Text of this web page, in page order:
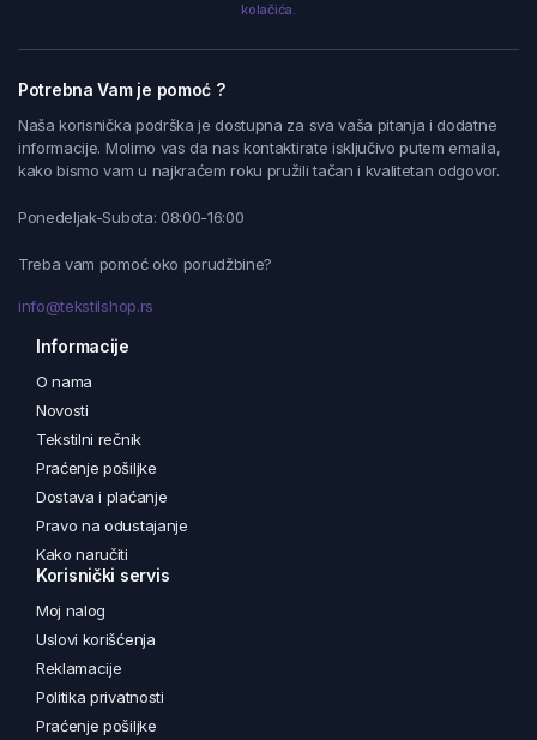
kolačića.
Potrebna Vam je pomoć ?
Naša korisnička podrška je dostupna za sva vaša pitanja i dodatne
informacije. Molimo vas da nas kontaktirate isključivo putem emaila,
kako bismo vam u najkraćem roku pružili tačan i kvalitetan odgovor.
Ponedeljak-Subota: 08:00-16:00
Treba vam pomoć oko porudžbine?
info@tekstilshop.rs
Informacije
O nama
Novosti
Tekstilni rečnik
Praćenje pošiljke
Dostava i plaćanje
Pravo na odustajanje
Kako naručiti
Korisnički servis
Moj nalog
Uslovi korišćenja
Reklamacije
Politika privatnosti
Praćenje pošiljke